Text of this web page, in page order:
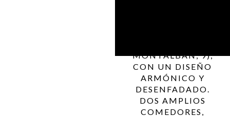
MONTALBÁN, 9),
CON UN DISEÑO
ARMÓNICO Y
DESENFADADO.
DOS AMPLIOS
COMEDORES,